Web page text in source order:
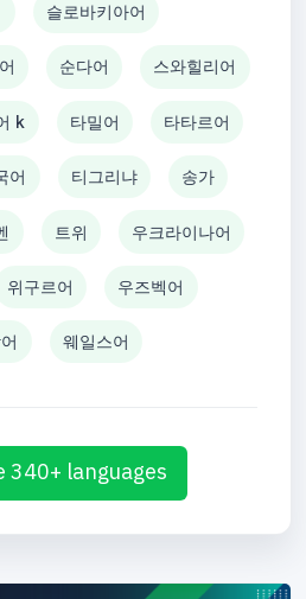
슬로바키아어
순다어 스와힐리어
k 타밀어 타타르어
어 티그리냐 송가
트위 우크라이나어
위구르어 우즈벡어
웨일스어
340+ languages